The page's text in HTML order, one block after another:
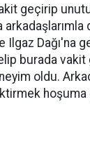
geçirip
Ilgaz Dağı'na
burada
oldu.